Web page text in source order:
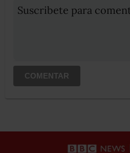
Suscribete para
COMENTAR